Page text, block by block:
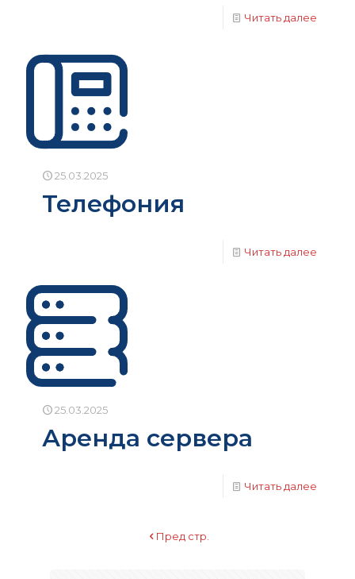
Читать далее
25.03.2025
Телефония
Читать далее
25.03.2025
Аренда сервера
Читать далее
Пред стр.